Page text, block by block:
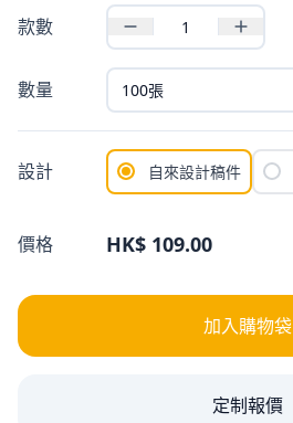
款數
數量
設計 自來設計稿件
價格 HK$ 109.00
加入購物袋
定制報價